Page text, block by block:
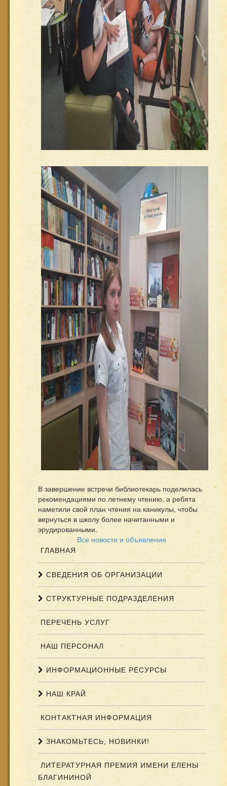
В завершение встречи библиотекарь поделилась
рекомендациями по летнему чтению, а ребята
наметили свой план чтения на каникулы, чтобы
вернуться в школу более начитанными и
эрудированными.
Все новости и объявления
ГЛАВНАЯ
СВЕДЕНИЯ ОБ ОРГАНИЗАЦИИ
СТРУКТУРНЫЕ ПОДРАЗДЕЛЕНИЯ
ПЕРЕЧЕНЬ УСЛУГ
НАШ ПЕРСОНАЛ
ИНФОРМАЦИОННЫЕ РЕСУРСЫ
НАШ КРАЙ
КОНТАКТНАЯ ИНФОРМАЦИЯ
ЗНАКОМЬТЕСЬ, НОВИНКИ!
ЛИТЕРАТУРНАЯ ПРЕМИЯ ИМЕНИ ЕЛЕНЫ
БЛАГИНИНОЙ